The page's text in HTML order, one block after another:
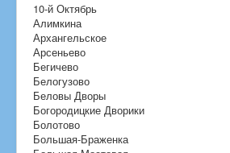
10-й Октябрь
Алимкина
Архангельское
Арсеньево
Бегичево
Белогузово
Беловы Дворы
Богородицкие Дворики
Болотово
Большая-Браженка